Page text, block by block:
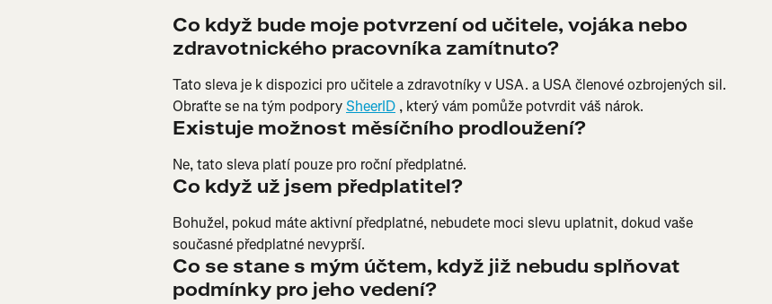
Co když bude moje potvrzení od učitele, vojáka nebo
zdravotnického pracovníka zamítnuto?
Tato sleva je k dispozici pro učitele a zdravotníky v USA. a USA členové ozbrojených sil.
Obraťte se na tým podpory SheerID , který vám pomůže potvrdit váš nárok.
Existuje možnost měsíčního prodloužení?
Ne, tato sleva platí pouze pro roční předplatné.
Co když už jsem předplatitel?
Bohužel, pokud máte aktivní předplatné, nebudete moci slevu uplatnit, dokud vaše
současné předplatné nevyprší.
Co se stane s mým účtem, když již nebudu splňovat
podmínky pro jeho vedení?